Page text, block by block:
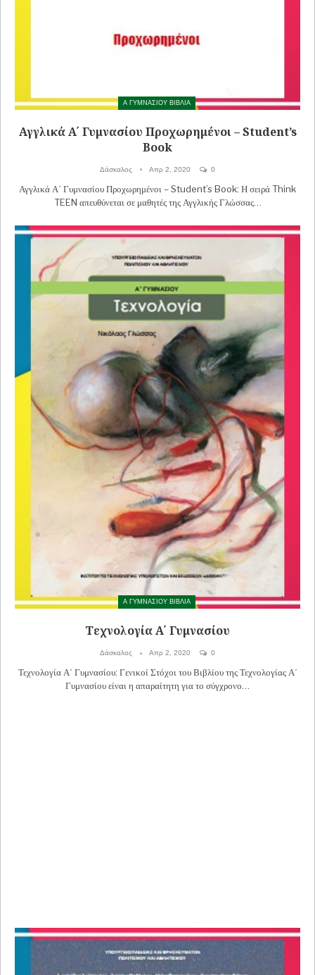
Α ΓΥΜΝΑΣΙΟΥ ΒΙΒΛΙΑ
Αγγλικά Α΄ Γυμνασίου Προχωρημένοι – Student’s
Book
Δάσκαλος Απρ 2, 2020 0
Αγγλικά Α΄ Γυμνασίου Προχωρημένοι – Student’s Book: Η σειρά Think
TEEN απευθύνεται σε μαθητές της Αγγλικής Γλώσσας…
Α ΓΥΜΝΑΣΙΟΥ ΒΙΒΛΙΑ
Τεχνολογία Α΄ Γυμνασίου
Δάσκαλος Απρ 2, 2020 0
Τεχνολογία Α΄ Γυμνασίου: Γενικοί Στόχοι του Βιβλίου της Τεχνολογίας Α΄
Γυμνασίου είναι η απαραίτητη για το σύγχρονο…